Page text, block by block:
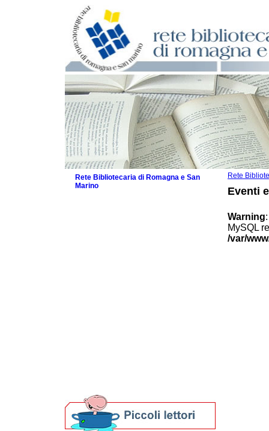
Rete
Eventi
Warning
MySQL
/var/
Rete Bibliotecaria di Romagna e San
Marino